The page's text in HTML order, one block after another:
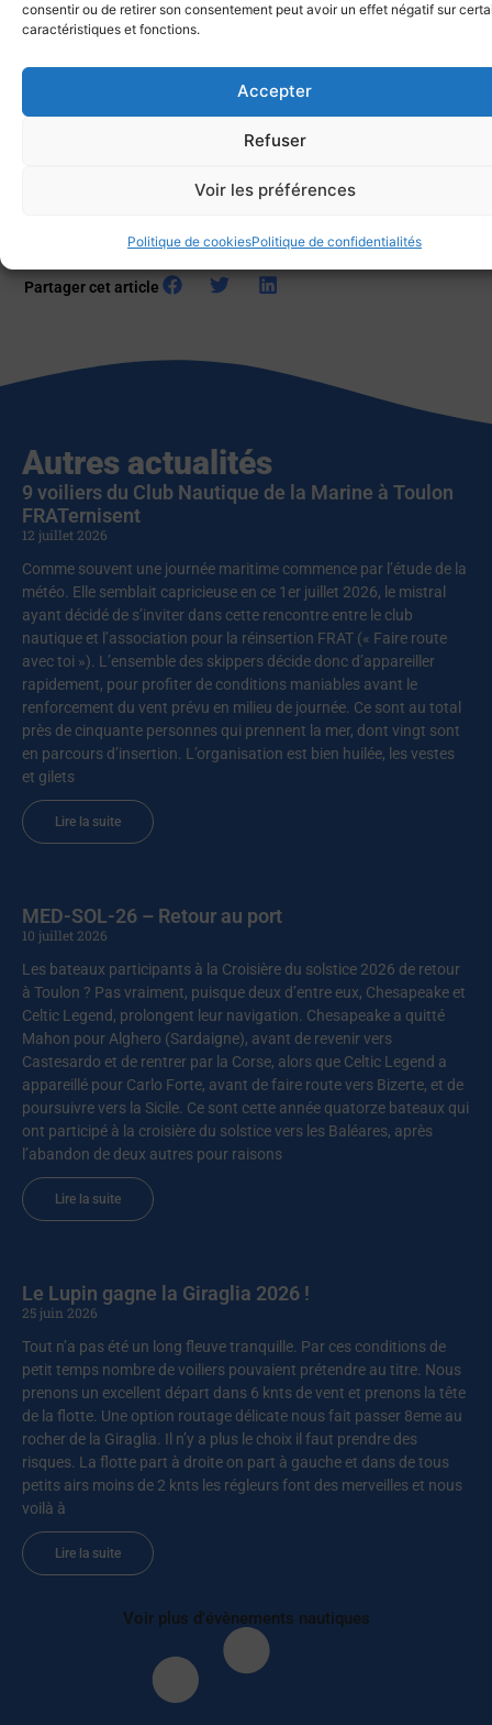
consentir ou de retirer son consentement peut avoir un effet négatif sur
caractéristiques et fonctions.
Accepter
Refuser
Voir les préférences
Politique de cookiesPolitique de confidentialités
Retourner aux communications
Partager cet article
Autres actualités
9 voiliers du Club Nautique de la Marine à Toulon
FRATernisent
12 juillet 2026
Comme souvent une journée maritime commence par l’étude de la
météo. Elle semblait capricieuse en ce 1er juillet 2026, le mistral
ayant décidé de s’inviter dans cette rencontre entre le club
nautique et l’association pour la réinsertion FRAT (« Faire route
avec toi »). L’ensemble des skippers décide donc d’appareiller
rapidement, pour profiter de conditions maniables avant le
renforcement du vent prévu en milieu de journée. Ce sont au total
près de cinquante personnes qui prennent la mer, dont vingt sont
en parcours d’insertion. L’organisation est bien huilée, les vestes
et gilets
Lire la suite
MED-SOL-26 – Retour au port
10 juillet 2026
Les bateaux participants à la Croisière du solstice 2026 de retour
à Toulon ? Pas vraiment, puisque deux d’entre eux, Chesapeake et
Celtic Legend, prolongent leur navigation. Chesapeake a quitté
Mahon pour Alghero (Sardaigne), avant de revenir vers
Castesardo et de rentrer par la Corse, alors que Celtic Legend a
appareillé pour Carlo Forte, avant de faire route vers Bizerte, et de
poursuivre vers la Sicile. Ce sont cette année quatorze bateaux qui
ont participé à la croisière du solstice vers les Baléares, après
l’abandon de deux autres pour raisons
Lire la suite
Le Lupin gagne la Giraglia 2026 !
25 juin 2026
Tout n’a pas été un long fleuve tranquille. Par ces conditions de
petit temps nombre de voiliers pouvaient prétendre au titre. Nous
prenons un excellent départ dans 6 knts de vent et prenons la tête
de la flotte. Une option routage délicate nous fait passer 8eme au
rocher de la Giraglia. Il n’y a plus le choix il faut prendre des
risques. La flotte part à droite on part à gauche et dans de tous
petits airs moins de 2 knts les régleurs font des merveilles et nous
voilà à
Lire la suite
Voir plus d'évènements nautiques